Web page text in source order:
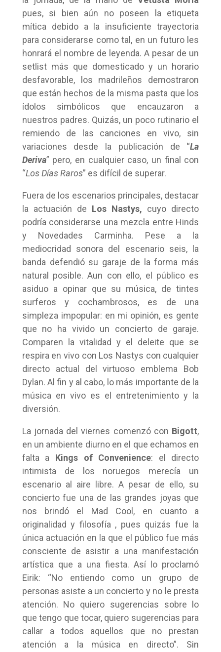
pues, si bien aún no poseen la etiqueta
mítica debido a la insuficiente trayectoria
para considerarse como tal, en un futuro les
honrará el nombre de leyenda. A pesar de un
setlist más que domesticado y un horario
desfavorable, los madrileños demostraron
que están hechos de la misma pasta que los
ídolos simbólicos que encauzaron a
nuestros padres. Quizás, un poco rutinario el
remiendo de las canciones en vivo, sin
variaciones desde la publicación de “La
Deriva” pero, en cualquier caso, un final con
“Los Días Raros” es difícil de superar.
Fuera de los escenarios principales, destacar
la actuación de Los Nastys, cuyo directo
podría considerarse una mezcla entre Hinds
y Novedades Carminha. Pese a la
mediocridad sonora del escenario seis, la
banda defendió su garaje de la forma más
natural posible. Aun con ello, el público es
asiduo a opinar que su música, de tintes
surferos y cochambrosos, es de una
simpleza impopular: en mi opinión, es gente
que no ha vivido un concierto de garaje.
Comparen la vitalidad y el deleite que se
respira en vivo con Los Nastys con cualquier
directo actual del virtuoso emblema Bob
Dylan. Al fin y al cabo, lo más importante de la
música en vivo es el entretenimiento y la
diversión.
La jornada del viernes comenzó con Bigott,
en un ambiente diurno en el que echamos en
falta a Kings of Convenience: el directo
intimista de los noruegos merecía un
escenario al aire libre. A pesar de ello, su
concierto fue una de las grandes joyas que
nos brindó el Mad Cool, en cuanto a
originalidad y filosofía , pues quizás fue la
única actuación en la que el público fue más
consciente de asistir a una manifestación
artística que a una fiesta. Así lo proclamó
Eirik: “No entiendo como un grupo de
personas asiste a un concierto y no le presta
atención. No quiero sugerencias sobre lo
que tengo que tocar, quiero sugerencias para
callar a todos aquellos que no prestan
atención a la música en directo”. Sin